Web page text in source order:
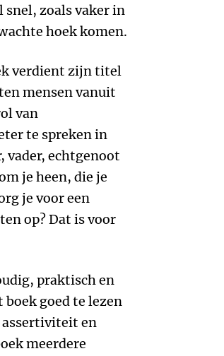
snel, zoals vaker in
hoek komen.
verdient zijn titel
mensen vanuit
van
te spreken in
vader, echtgenoot
je heen, die je
je voor een
op? Dat is voor
praktisch en
goed te lezen
assertiviteit en
meerdere